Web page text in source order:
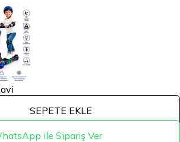
SEPETE EKLE
ile Sipariş Ver